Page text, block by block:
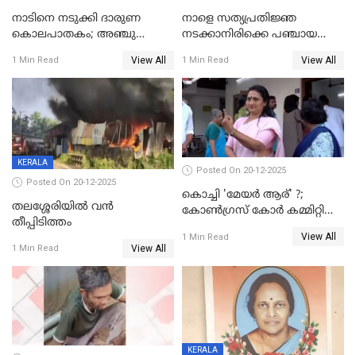
നാടിനെ നടുക്കി ദാരുണ
കൊലപാതകം; അഞ്ചു
കഴുത്തുഞെരിച്ച് കൊന്നു
1 Min Read View All
നാളെ സത്യപ്രതിജ്ഞ
നടക്കാനിരിക്കെ പഞ്ചായത്ത്
1 Min Read View All
KERALA
Posted On 20-12-2025
തലശ്ശേരിയിൽ വൻ
തീപ്പിടിത്തം
1 Min Read View All
Posted On 20-12-2025
കൊച്ചി 'മേയർ ആര്' ?;
കോണ്‍ഗ്രസ് കോര്‍ കമ്മിറ്റി
1 Min Read View All
KERALA